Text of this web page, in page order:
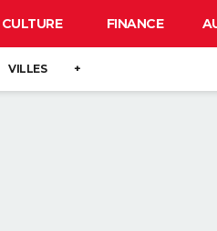
CULTURE FINANCE
VILLES +